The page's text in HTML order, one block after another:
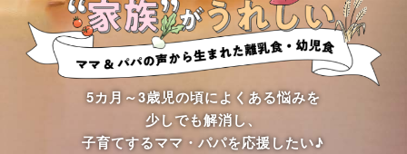
5カ月～3歳児の頃によくある悩みを
少しでも解消し、
子育てするママ・パパを応援したい♪